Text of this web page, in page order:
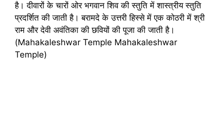
है। दीवारों के चारों ओर भगवान शिव की स्तुति में शास्त्रीय स्तुति
प्रदर्शित की जाती है। बरामदे के उत्तरी हिस्से में एक कोठरी में श्री
राम और देवी अवंतिका की छवियों की पूजा की जाती है।
(Mahakaleshwar Temple Mahakaleshwar
Temple)